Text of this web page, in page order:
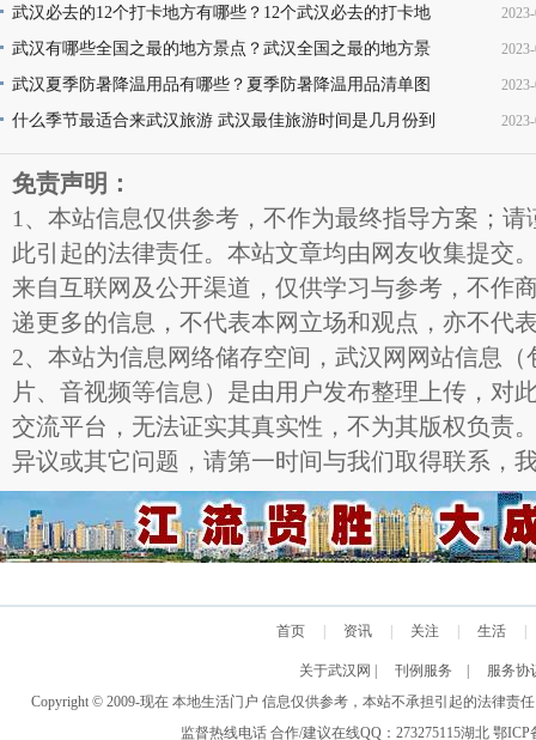
买,天天更新,超省钱,快来抢购!
武汉必去的12个打卡地方有哪些？12个武汉必去的打卡地
地址推荐
武汉有哪些全国之最的地方景点？武汉全国之最的地方景
点名称介绍及图片大全欣赏
武汉夏季防暑降温用品有哪些？夏季防暑降温用品清单图
片
什么季节最适合来武汉旅游 武汉最佳旅游时间是几月份到
几月份
免责声明：
1、本站信息仅供参考，不作为最终指导方案；
此引起的法律责任。本站文章均由网友收集提交
来自互联网及公开渠道，仅供学习与参考，不作
递更多的信息，不代表本网立场和观点，亦不代
2、本站为信息网络储存空间，武汉网网站信息
片、音视频等信息）是由用户发布整理上传，对
交流平台，无法证实其真实性，不为其版权负责
异议或其它问题，请第一时间与我们取得联系，
首页 资讯 关注 生活
关于武汉网 刊例服务
服务协
Copyright © 2009-现在 本地生活门户 信息仅供参考，本站不承担引起的法律
监督热线电话 合作/建议在线QQ：273275115湖北 鄂ICP